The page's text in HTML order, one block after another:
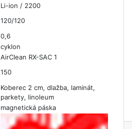
Li-ion / 2200
120/120
0,6
cyklon
AirClean RX-SAC 1
150
Koberec 2 cm, dlažba, laminát,
parkety, linoleum
magnetická páska